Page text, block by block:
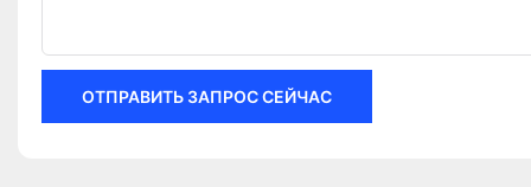
ОТПРАВИТЬ ЗАПРОС СЕЙЧАС